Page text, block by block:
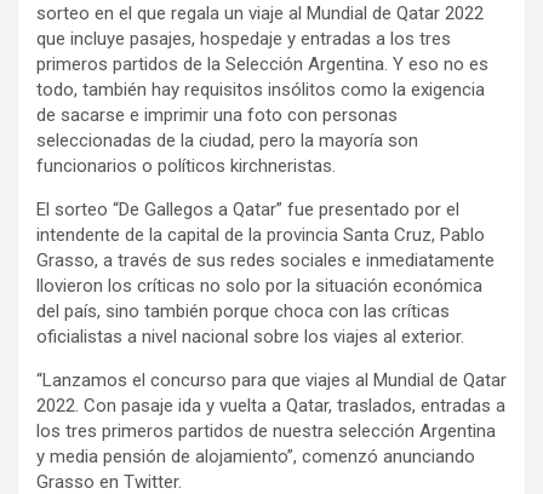
sorteo en el que regala un viaje al Mundial de Qatar 2022
que incluye pasajes, hospedaje y entradas a los tres
primeros partidos de la Selección Argentina. Y eso no es
todo, también hay requisitos insólitos como la exigencia
de sacarse e imprimir una foto con personas
seleccionadas de la ciudad, pero la mayoría son
funcionarios o políticos kirchneristas.
El sorteo “De Gallegos a Qatar” fue presentado por el
intendente de la capital de la provincia Santa Cruz, Pablo
Grasso, a través de sus redes sociales e inmediatamente
llovieron los críticas no solo por la situación económica
del país, sino también porque choca con las críticas
oficialistas a nivel nacional sobre los viajes al exterior.
“Lanzamos el concurso para que viajes al Mundial de Qatar
2022. Con pasaje ida y vuelta a Qatar, traslados, entradas a
los tres primeros partidos de nuestra selección Argentina
y media pensión de alojamiento”, comenzó anunciando
Grasso en Twitter.